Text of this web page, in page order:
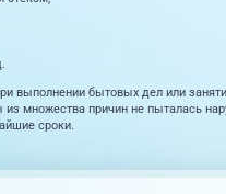
выполнении бытовых дел или
множества причин не пыталась
сроки.